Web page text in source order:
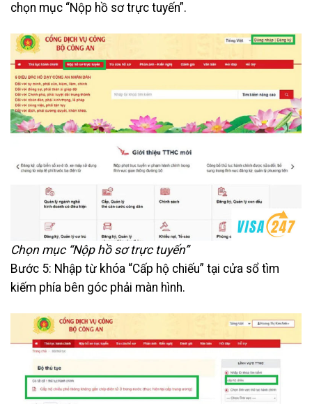
chọn mục “Nộp hồ sơ trực tuyến”.
Chọn mục “Nộp hồ sơ trực tuyến”
Bước 5: Nhập từ khóa “Cấp hộ chiếu” tại cửa sổ tìm
kiếm phía bên góc phải màn hình.